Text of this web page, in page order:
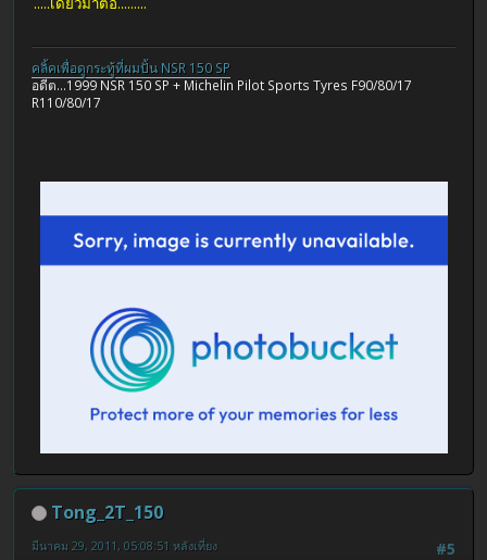
คลิ้คเพื่อดูกระทู้ที่ผมปั้น NSR 150 SP
อดีต...1999 NSR 150 SP + Michelin Pilot Sports Tyres F90/80/17
R110/80/17
Tong_2T_150
#5
มีนาคม 29, 2011, 05:08:51 หลังเที่ยง